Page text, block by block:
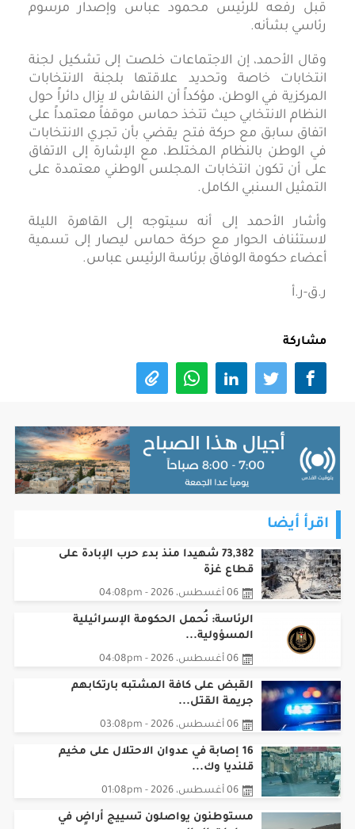
قبل رفعه للرئيس محمود عباس وإصدار مرسوم
رئاسي بشأنه.
وقال الأحمد، إن الاجتماعات خلصت إلى تشكيل لجنة
انتخابات خاصة وتحديد علاقتها بلجنة الانتخابات
المركزية في الوطن، مؤكداً أن النقاش لا يزال دائراً حول
النظام الانتخابي حيث تتخذ حماس موقفاً معتمداً على
اتفاق سابق مع حركة فتح يقضي بأن تجري الانتخابات
في الوطن بالنظام المختلط، مع الإشارة إلى الاتفاق
على أن تكون انتخابات المجلس الوطني معتمدة على
التمثيل السنبي الكامل.
وأشار الأحمد إلى أنه سيتوجه إلى القاهرة الليلة
لاستئناف الحوار مع حركة حماس ليصار إلى تسمية
أعضاء حكومة الوفاق برئاسة الرئيس عباس.
ر.ق-ر.أ
مشاركة
قطاع غزة
06 أغسطس، 2026 - 04:08pm
الرئاسة: نُحمل الحكومة الإسرائيلية
المسؤولية...
06 أغسطس، 2026 - 04:08pm
القبض على كافة المشتبه بارتكابهم
جريمة القتل...
06 أغسطس، 2026 - 03:08pm
16 إصابة في عدوان الاحتلال على مخيم
قلنديا وك...
06 أغسطس، 2026 - 01:08pm
مستوطنون يواصلون تسييج أراضٍ في
حمامات المالح...